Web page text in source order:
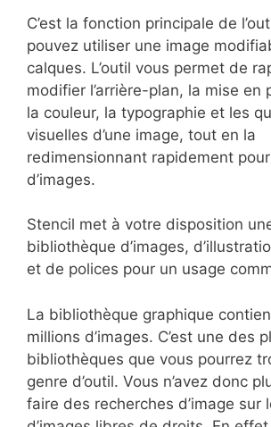
C’est la fonction principale de
pouvez utiliser une image
calques. L’outil vous permet de
modifier l’arrière-plan, la mise en
la couleur, la typographie et les
visuelles d’une image, tout en la
redimensionnant rapidement
d’images.
Stencil met à votre disposition
bibliothèque d’images,
et de polices pour un usage
La bibliothèque graphique
millions d’images. C’est une des
bibliothèques que vous pourrez
genre d’outil. Vous n’avez donc
faire des recherches d’image sur